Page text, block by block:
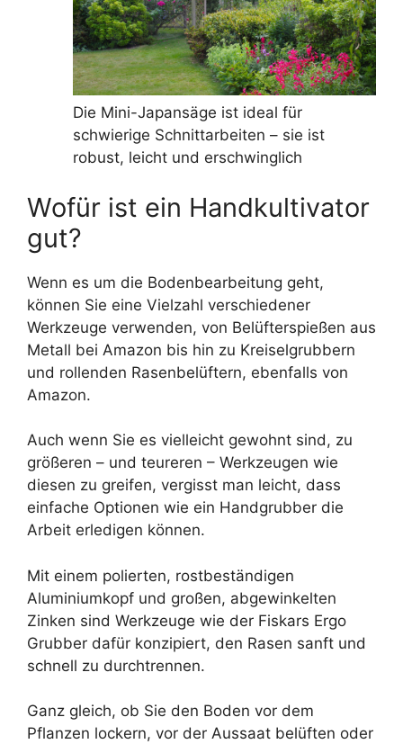
Die Mini-Japansäge ist ideal für
schwierige Schnittarbeiten – sie ist
robust, leicht und erschwinglich
Wofür ist ein Handkultivator
gut?
Wenn es um die Bodenbearbeitung geht,
können Sie eine Vielzahl verschiedener
Werkzeuge verwenden, von Belüfterspießen aus
Metall bei Amazon bis hin zu Kreiselgrubbern
und rollenden Rasenbelüftern, ebenfalls von
Amazon.
Auch wenn Sie es vielleicht gewohnt sind, zu
größeren – und teureren – Werkzeugen wie
diesen zu greifen, vergisst man leicht, dass
einfache Optionen wie ein Handgrubber die
Arbeit erledigen können.
Mit einem polierten, rostbeständigen
Aluminiumkopf und großen, abgewinkelten
Zinken sind Werkzeuge wie der Fiskars Ergo
Grubber dafür konzipiert, den Rasen sanft und
schnell zu durchtrennen.
Ganz gleich, ob Sie den Boden vor dem
Pflanzen lockern, vor der Aussaat belüften oder